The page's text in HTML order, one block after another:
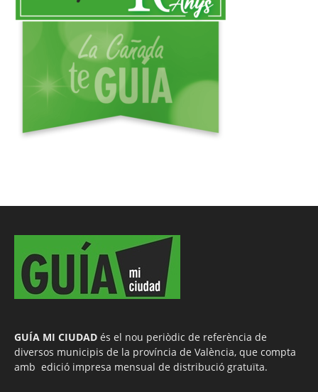
GUÍA MI CIUDAD és el nou periòdic de referència de
diversos municipis de la província de València, que compta
amb edició impresa mensual de distribució gratuïta.